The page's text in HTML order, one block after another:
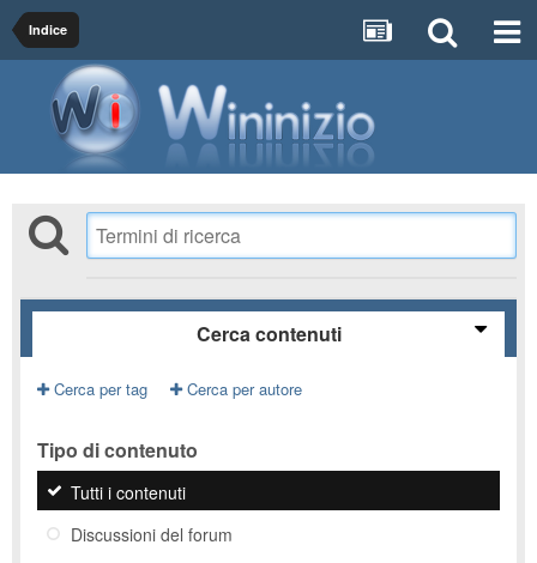
Indice
Cerca contenuti
Cerca per tag Cerca per autore
Tipo di contenuto
Tutti i contenuti
Discussioni del forum